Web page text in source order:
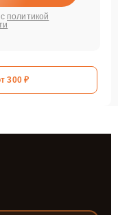
политикой
300 ₽